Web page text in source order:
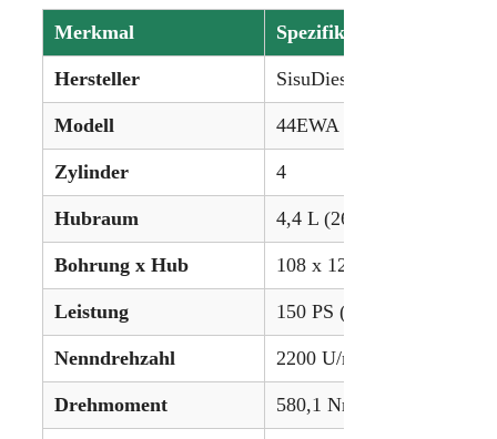
Merkmal Spezifikation
Hersteller SisuDiesel
Modell 44EWA
Zylinder 4
Hubraum 4,4 L (268,4 ci)
Bohrung x Hub 108 x 120 mm
Leistung 150 PS (111,9 kW)
Nenndrehzahl 2200 U/min
Drehmoment 580,1 Nm